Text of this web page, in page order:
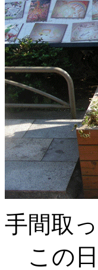
手間取
この日